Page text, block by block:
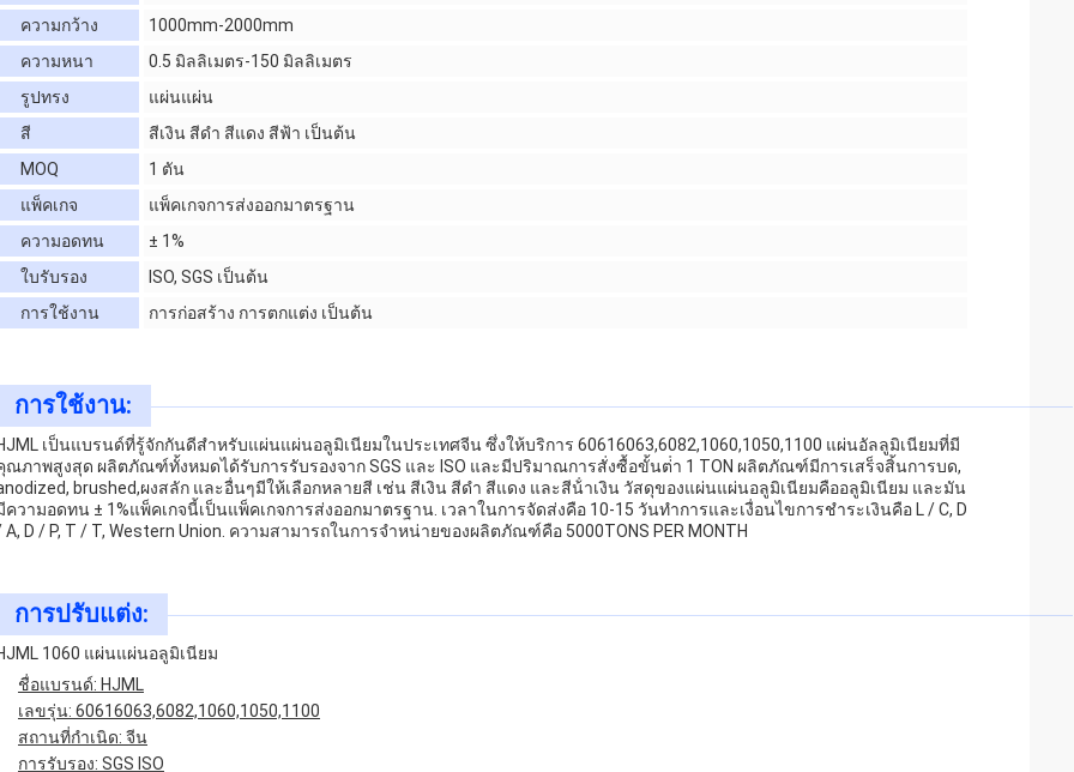
ความกว้าง
1000mm-2000mm
ความหนา
0.5 มิลลิเมตร-150 มิลลิเมตร
รูปทรง
แผ่นแผ่น
สี
สีเงิน สีดํา สีแดง สีฟ้า เป็นต้น
MOQ
1 ตัน
แพ็คเกจ
แพ็คเกจการส่งออกมาตรฐาน
ความอดทน
± 1%
ใบรับรอง
ISO, SGS เป็นต้น
การใช้งาน
การก่อสร้าง การตกแต่ง เป็นต้น
การใช้งาน:
เป็นแบรนด์ที่รู้จักกันดีสําหรับแผ่นแผ่นอลูมิเนียมในประเทศจีน ซึ่งให้บริการ 60616063,6082,1060,1050,1100 แผ่นอัลลูมิเนียมที่มี
ณภาพสูงสุด ผลิตภัณฑ์ทั้งหมดได้รับการรับรองจาก SGS และ ISO และมีปริมาณการสั่งซื้อขั้นต่ํา 1 TON ผลิตภัณฑ์มีการเสร็จสิ้นการบด,
brushed,ผงสลัก และอื่นๆมีให้เลือกหลายสี เช่น สีเงิน สีดํา สีแดง และสีน้ําเงิน วัสดุของแผ่นแผ่นอลูมิเนียมคืออลูมิเนียม และมัน
ความอดทน ± 1%แพ็คเกจนี้เป็นแพ็คเกจการส่งออกมาตรฐาน. เวลาในการจัดส่งคือ 10-15 วันทําการและเงื่อนไขการชําระเงินคือ L / C, D
A, D / P, T / T, Western Union. ความสามารถในการจําหน่ายของผลิตภัณฑ์คือ 5000TONS PER MONTH
การปรับแต่ง:
1060 แผ่นแผ่นอลูมิเนียม
ชื่อแบรนด์: HJML
เลขรุ่น: 60616063,6082,1060,1050,1100
สถานที่กําเนิด: จีน
การรับรอง: SGS ISO